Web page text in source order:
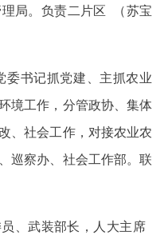
局。负责二片区 （苏宝
书记抓党建、主抓农业
境工作，分管政协、集体
、社会工作，对接农业农
巡察办、社会工作部。联
、武装部长，人大主席